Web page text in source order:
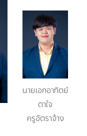
นายเอกอาทิตย์
ตาใจ
ครูอัตราจ้าง